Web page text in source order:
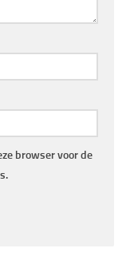
browser voor de